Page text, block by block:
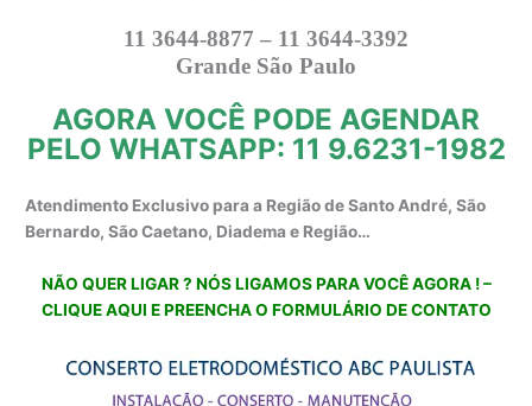
11 3644-8877 – 11 3644-3392
Grande São Paulo
AGORA VOCÊ PODE AGENDAR
PELO WHATSAPP: 11 9.6231-1982
Atendimento Exclusivo para a Região de Santo André, São
Bernardo, São Caetano, Diadema e Região…
NÃO QUER LIGAR ? NÓS LIGAMOS PARA VOCÊ AGORA ! –
CLIQUE AQUI E PREENCHA O FORMULÁRIO DE CONTATO